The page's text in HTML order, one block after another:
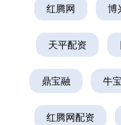
红腾网 博
天平配资
鼎宝融 牛
红腾网配资